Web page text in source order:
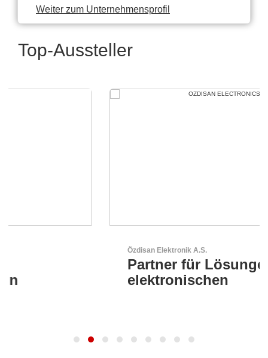
Weiter zum Unternehmensprofil
Top-Aussteller
Partner für Lösungen mit
elektronischen